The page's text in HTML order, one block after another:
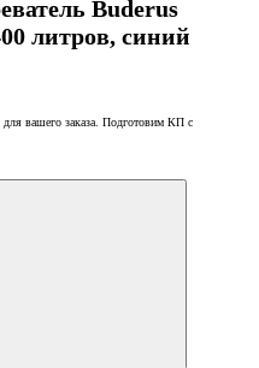
Buderus
литров, синий
для вашего заказа. Подготовим КП с